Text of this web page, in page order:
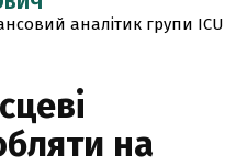
аналітик групи ICU
на